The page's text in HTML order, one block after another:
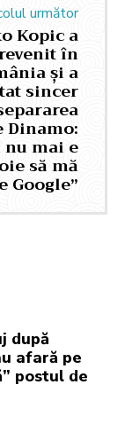
următor
Kopic a
în
și a
sincer
Dinamo:
nu mai e
să mă
Google”
după
afară pe
postul de